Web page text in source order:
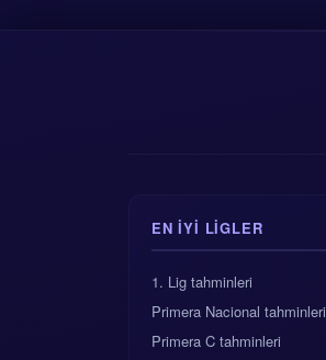
EN IYI LIGLER
1. Lig tahminleri
Primera Nacional tahminleri
Primera C tahminleri